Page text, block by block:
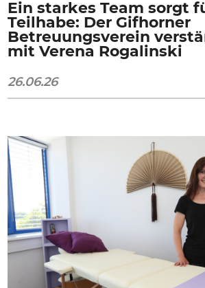
Ein starkes Team sorgt
Teilhabe: Der Gifhorner
Betreuungsverein
mit Verena Rogalinski
26.06.26